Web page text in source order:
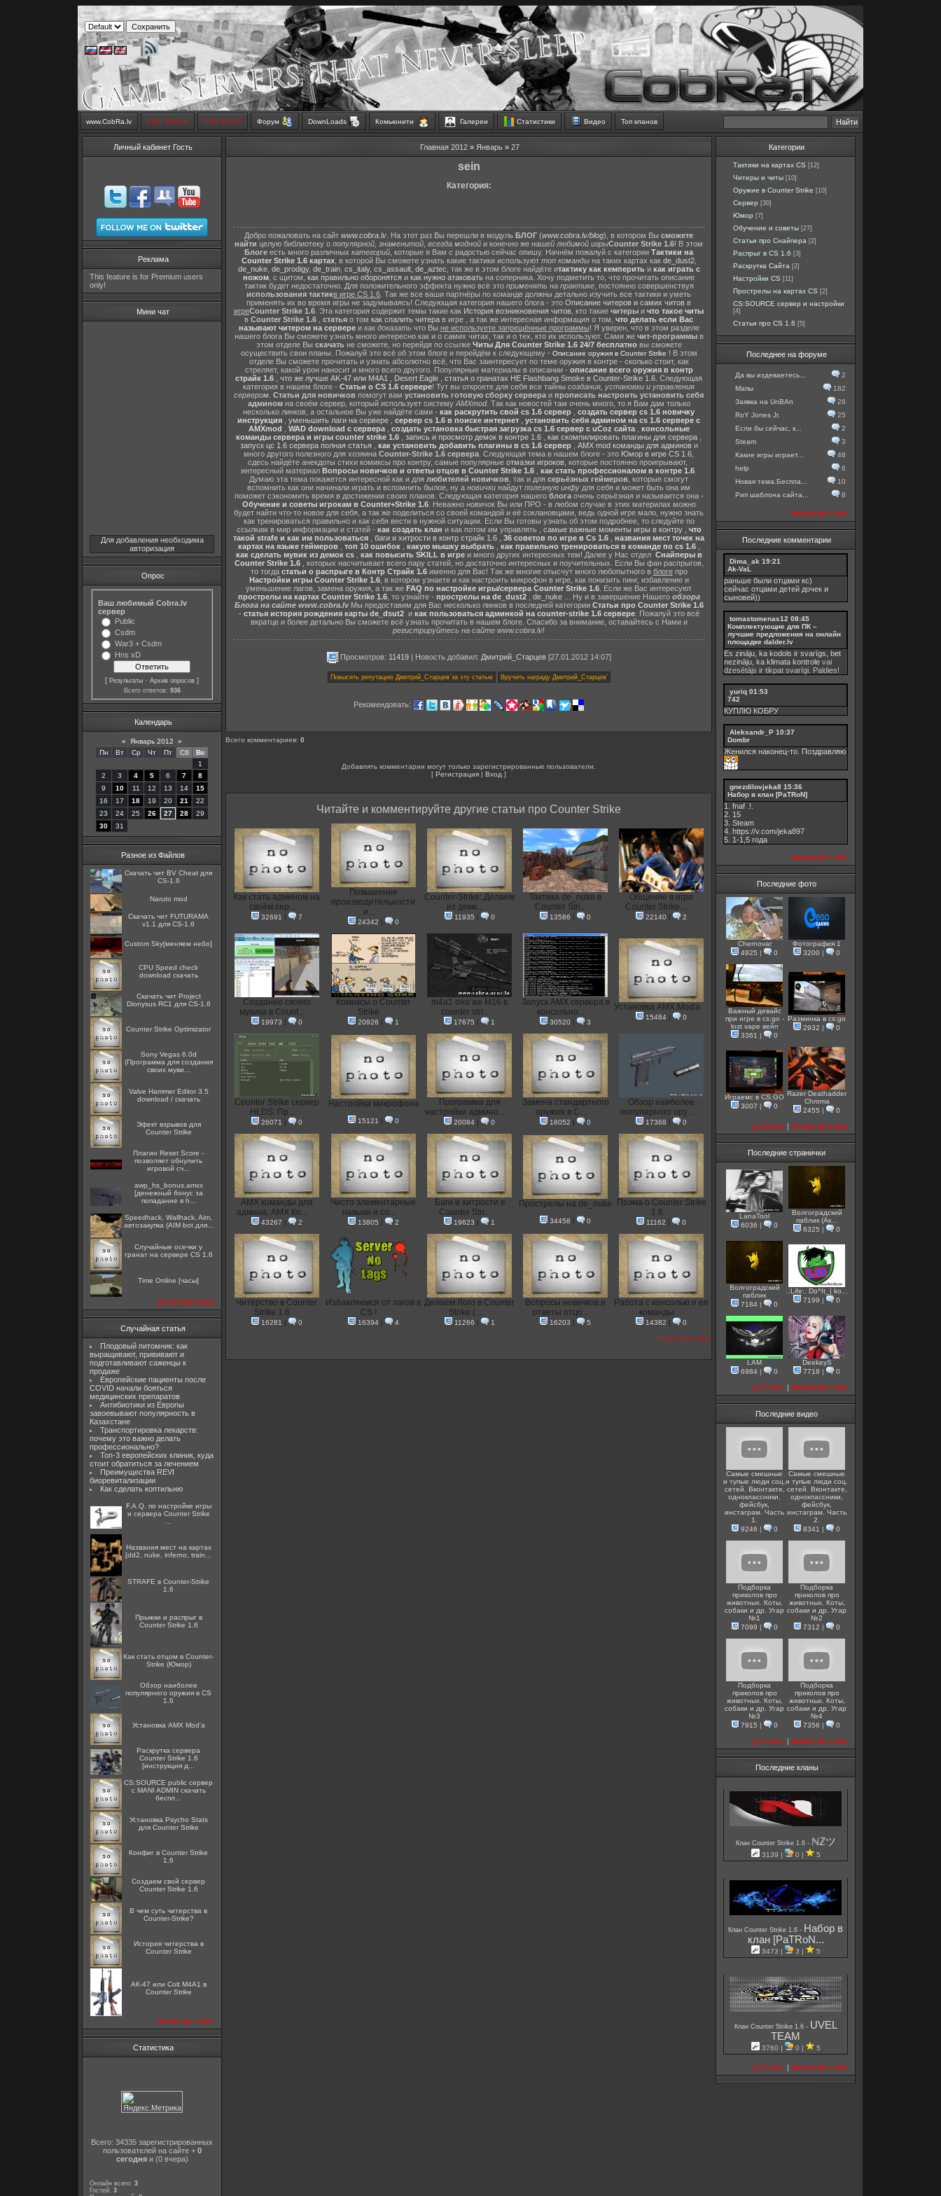
www.CobRa.lv LIVE Stream SMS SHOP Форум DownLoads Комьюнити Галереи Статистики Видео Топ кланов
Личный кабинет Гость
Реклама
This feature is for Premium users
only!
Мини чат
Для добавления необходима
авторизация
Опрос
Ваш любимый Cobra.lv
сервер
Public
Csdm
War3 + Csdm
Hns xD
[ Результаты · Архив опросов ]
Всего ответов: 936
Календарь
« Январь 2012
»
Пн
Вт Ср Чт Пт Сб
Вс
1
2
3 4 5 6 7
8
9
10 11 12 13 14
15
16
17 18 19 20 21
22
23
24 25 26 27 28
29
30
31
Разное из Файлов
Скачать чит BV Cheat для
CS-1.6
Naruto mod
Скачать чит FUTURAMA
v1.1 для CS-1.6
Custom Sky[меняем небо]
CPU Speed check
download скачать
Скачать чит Project
Dionysus RC1 для CS-1.6
Counter Strike Optimizator
Sony Vegas 6.0d
(Программа для создания
своих муви...
Valve Hammer Editor 3.5
download / скачать
Эфект взрывов для
Counter Strike
Плагин Reset Score -
позволяет обнулить
игровой сч...
awp_hs_bonus.amxx
[денежный бонус за
попадание в h...
Speedhack, Wallhack, Aim,
автозакупка (AIM bot для...
Случайные осечки у
гранат на сервере CS 1.6
Time Online [часы]
посмотреть все
Случайная статья
Плодовый питомник: как
выращивают, прививают и
подготавливают саженцы к
продаже
Европейские пациенты после
COVID начали бояться
медицинских препаратов
Антибиотики из Европы
завоевывают популярность в
Казахстане
Транспортировка лекарств:
почему это важно делать
профессионально?
Топ-3 европейских клиник, куда
стоит обратиться за лечением
Преимущества REVI
биоревитализации
Как сделать коптильню
F.A.Q. по настройке игры
и сервера Counter Strike
Названия мест на картах
[dd2, nuke, inferno, train...
STRAFE в Counter-Strike
1.6
Прыжки и распрыг в
Counter Strike 1.6
Как стать отцом в Counter-
Strike (Юмор)
Обзор наиболее
популярного оружия в CS
1.6
Установка AMX Mod'a
Раскрутка сервера
Counter Strike 1.6
[инструкция д...
CS:SOURCE public сервер
с MANI ADMIN скачать
беспл...
Установка Psycho Stats
для Counter Strike
Конфиг в Counter Strike
1.6
Создаем свой сервер
Counter Strike 1.6
В чем суть читерства в
Counter-Strike?
История читерства в
Counter Strike
АК-47 или Colt M4A1 в
Counter Strike
посмотреть все
Статистика
Всего: 34335 зарегистрированных
пользователей на сайте + 0
сегодняи (0 вчера)
Онлайн всего: 3
Гостей: 3
Главная 2012 » Январь » 27
sein
Категория:
Добро пожаловать на сайт www.cobra.lv . На этот раз Вы перешли в модуль БЛОГ (www.cobra.lv/blog), в котором Вы сможете
найти целую библиотеку о популярной знаменитой всегда модной и конечно же нашей любимой игрыCounter Strike 1.6! В этом
Блоге есть много различных категорий , которые я Вам с радостью сейчас опишу. Начнём пожалуй с категории Тактики на
Counter Strike 1.6 картах, в которой Вы сможете узнать какие тактики используют топ командына таких картах как de_dust2,
de_nuke, de_prodigy, de_train, cs_italy, cs_assault, de_aztec , так же в этом блоге найдёте итактику как кемперитьи как играть с
ножом , с щитом, как правильно оборонятся и как нужно атаковать на соперника. Хочу подметить то, что прочитать описание
тактик будет недостаточно. Для положительного эффекта нужно всё это применять на практике, постоянно совершенствуя
использования тактикв игре CS 1.6 . Так же все ваши партнёры по команде должны детально изучить все тактики и уметь
применять их во время игры не задумываясь! Следующая категория нашего блога - это Описание читеров и самих читов в
игреCounter Strike 1.6 . Эта категория содержит темы такие как История возникновения читов , кто такие читеры и что такое читы
в Counter Strike 1.6 статья о том как спалить читера в игре , а так же интересная информация о том, что делать если Вас
называют читером на сервереи как доказать что Вы не используете запрещённые программы! Я уверен, что в этом разделе
нашего блога Вы сможете узнать много интересно как и о самих читах, так и о тех, кто их используют. Сами же чит-программыв
этом отделе Вы скачатьне сможете, но перейдя по ссылке Читы Для Counter Strike 1.6 24/7 бесплатновы сможете
осуществить свои планы. Пожалуй это всё об этом блоге и перейдём к следующему - Описание оружия в Counter Strike ! В этом
отделе Вы сможете прочитать и узнать абсолютно всё, что Вас заинтересует по теме оружия в контре - сколько стоит, как
стреляет, какой урон наносит и много всего другого. Популярные материалы в описании - описание всего оружия в контр
страйк 1.6
что же лучше AK-47 или M4A1 Desert Eagle статья о гранатах HE Flashbang Smoke в Counter-Strike 1.6 . Следующая
категория в нашем блоге - Статьи о CS 1.6 сервере! Тут вы откроете для себя все тайны создания, установки и управления
сервером Статьи для новичков помогут вам установить готовую сборку сервера и прописать настроить установить себя
админомна своём сервер, который использует систему AMXmod. Так как новостей там очень много, то я Вам дам только
несколько линков, а остальное Вы уже найдёте сами - как раскрутить свой cs 1.6 сервер
создать сервер cs 1.6 новичку
инструкция
уменьшить лаги на сервере сервер cs 1.6 в поиске интернет
установить себя админом на cs 1.6 сервере с
AMXmod
WAD download с сервера, создать установка быстрая загрузка cs 1.6 сервер с uCoz сайта, консольные
команды сервера и игры counter strike 1.6
запись и просмотр демок в контре 1.6 как скомпилировать плагины для сервера
запуск цс 1.6 сервера полная статья, как установить добавить плагины в cs 1.6 сервер, AMX mod команды для админови
много другого полезного для хозяина Counter-Strike 1.6 сервера . Следующая тема в нашем блоге - это Юмор в игре CS 1.6
сдесь найдёте анекдоты стихи комиксы про контру, самые популярные отмазки игроков , которые постоянно проигрывают,
интересный материал Вопросы новичков и ответы отцов в Counter Strike 1.6 как стать профессионалом в контре 1.6
Думаю эта тема покажется интересной как и для любителей новичков , так и для серьёзных геймеров , которые смогут
вспомнить как они начинали играть и вспомнить былое, ну а новички найдут полезную инфу для себя и может быть она им
поможет сэкономить время в достижении своих планов. Следующая категория нашего блогаочень серьёзная и называется она -
Обучение и советы игрокам в Counter+Strike 1.6. Неважно новичок Вы или ПРО - в любом случае в этих материлах можно
будет найти что-то новое для себя, а так же поделиться со своей командой и её соклановцами, ведь одной игре мало, нужно знать
как тренироваться правильно и как себя вести в нужной ситуации. Если Вы готовы узнать об этом подробнее, то следуйте по
ссылкам в мир информации и статей - как создать клан и как потом им управлять , самые важные моменты игры в контру, что
такой strafe и как им пользоваться
баги и хитрости в контр страйк 1.6 36 советов по игре в Cs 1.6
названия мест точек на
картах на языке геймеров, топ 10 ошибок, какую мышку выбрать, как правильно тренироваться в команде по cs 1.6,
как сделать мувик из демок cs, как повысить SKILL в игреи много других интересных тем! Далее у Нас отдел Снайперы в
Counter Strike 1.6, которых насчитывает всего пару статей, но достаточно интересных и поучительных. Если Вы фан распрыгов,
то тогда статьи о распрыге в Контр Страйк 1.6именно для Вас! Так же многие отысчут много любопытного в блогепро
Настройки игры Counter Strike 1.6, в котором узнаете и как настроить микрофон в игре, как понизить пинг, избавление и
уменьшение лагов, замена оружия, а так же FAQ по настройке игры/сервера Counter Strike 1.6 . Если же Вас интересуют
прострелы на картах Counter Strike 1.6, то узнайте - прострелы на de_dust2, de_nuke... Ну и в завершение Нашего обзора
Блога на сайте www.cobra.lvМы предоставим для Вас несколько линков в последней категории Статьи про Counter Strike 1.6
- статья история рождения карты de_dsut2и как пользоваться админкой на counter-strike 1.6 сервере. Пожалуй это всё
вкратце и более детально Вы сможете всё узнать прочитать в нашем блоге. Спасибо за внимание, оставайтесь с Нами и
регистрируйтесь на сайте www.cobra.lv!
Просмотров: 11419| Новость добавил: Дмитрий_Старцев[27.01.2012 14:07]
Рекомендовать:
Всего комментариев: 0
Добавлять комментарии могут только зарегистрированные пользователи.
[ Регистрация | Вход ]
Читайте и комментируйте другие статьи про Counter Strike
Как стать админом на
своём сер...
32691 | 7
Повышение
производительности
и...
24342 | 0
Counter-Strike: Делаем
из демк...
11935 | 0
Тактика de_nuke в
Counter Stri...
13586 | 0
Общение в игре
Counter Strike ...
22140 | 2
Создание своего
мувика в Count...
19973 | 0
Комиксы о Counter
Strike
20926 | 1
m4a1 она же M16 в
counter stri...
17675 | 1
Запуск AMX сервера в
консольно...
30520 | 3
Установка AMX Mod'a
15484 | 0
Counter Strike сервер
HLDS: Пр...
26071 | 0
Настройка микрофона
15121 | 0
Программа для
настройки админо...
20084 | 0
Замена стандартного
оружия в C...
18052 | 0
Обзор наиболее
популярного ору...
17368 | 0
AMX команды для
админа, AMX Ко...
43267 | 2
Чисто элементарные
навыки и со...
13805 | 2
Баги и хитрости в
Counter Stri...
19623 | 1
Прострелы на de_nuke
34458 | 0
Поэма о Counter Strike
1.6
11162 | 0
Читерство в Counter
Strike 1.6
16281 | 0
Избавляемся от лагов в
CS !
16394| 4
Делаем Лого в Counter
Strike (...
11266 | 1
Вопросы новичков и
ответы отцо...
16203 | 5
Работа с консолью и ее
команды
14382 |
0
посмотреть все
Категории
Тактики на картах CS [12]
Читеры и читы [10]
Оружие в Counter Strike [10]
Сервер [30]
Юмор [7]
Обучение и советы [27]
Статьи про Снайпера [2]
Распрыг в CS 1.6 [3]
Раскрутка Сайта [2]
Настройки CS [11]
Прострелы на картах CS [2]
CS:SOURCE сервер и настройки
[4]
Статьи про CS 1.6 [5]
Последнее на форуме
Да вы издеваетесь...
2
Мапы
182
Заявка на UnBAn
26
RoY Jones Jr.
25
Если бы сейчас, к...
2
Steam
3
Какие игры играет...
46
help
6
Новая тема.Беспла...
10
Рип шаблона сайта...
8
посмотреть все
Последние комментарии
Dima_ak 19:21
Ak-VaL
раньше были отцами кс)
сейчас отцами детей дочек и
сыновей))
tomastomenas12 08:45
Комплектующие для ПК –
лучшие предложения на онлайн
площадке dalder.lv
Es zināju, ka kodols ir svarīgs, bet
nezināju, ka klimata kontrole vai
dzesētājs ir tikpat svarīgi. Paldies!
yuriq 01:53
742
КУПЛЮ КОБРУ
Aleksandr_P 10:37
Dombr
Женился наконец-то. Поздравляю
gnezdilovjeka8 15:36
Набор в клан [PaTRoN]
1. fnaf .!.
2. 15
3. Steam
4. https://v.com/jeka897
5. 1-1,5 годa
посмотреть все
Последние фото
Chernovar
4925 | 0
Фотография 1
3200 | 0
Важный девайс
при игре в cs:go -
lost vape вейп
3361 | 0
Разминка в cs:go
2932 | 0
Играемс в CS:GO
3007 | 0
Razer Deathadder
Chroma
2455 | 0
добавить | посмотреть все
Последние странички
LanaTool
6036 | 0
Волгоградский
паблик (Ак...
6325 | 0
Волгоградский
паблик
7184 | 0
.:Life:. Do^It_| ko...
7199 | 0
LAM
6984 | 0
DeekeyS
7718 | 0
добавить | посмотреть все
Последние видео
Самые смешные
и тупые люди соц.
сетей. Вконтакте,
одноклассники,
фейсбук,
инстаграм. Часть
1.
9246 | 0
Самые смешные
и тупые люди соц.
сетей. Вконтакте,
одноклассники,
фейсбук,
инстаграм. Часть
2.
8341 | 0
Подборка
приколов про
животных. Коты,
собаки и др. Угар
№1
7099 | 0
Подборка
приколов про
животных. Коты,
собаки и др. Угар
№2
7312 | 0
Подборка
приколов про
животных. Коты,
собаки и др. Угар
№3
7915 | 0
Подборка
приколов про
животных. Коты,
собаки и др. Угар
№4
7356 | 0
добавить | посмотреть все
Последние кланы
Клан Counter Strike 1.6 - ℕℤツ
3139 | 0 | 5
Клан Counter Strike 1.6 - Набор в
клан [PaTRoN...
3473 | 3 | 5
Клан Counter Strike 1.6 - UVEL
TEAM
3760 | 0 | 5
добавить | посмотреть все